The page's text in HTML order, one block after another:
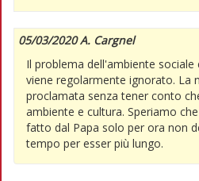
05/03/2020 A. Cargnel
Il problema dell'ambiente
viene regolarmente ignorato. La
proclamata senza tener conto
ambiente e cultura. Speriamo
fatto dal Papa solo per ora non
tempo per esser più lungo.